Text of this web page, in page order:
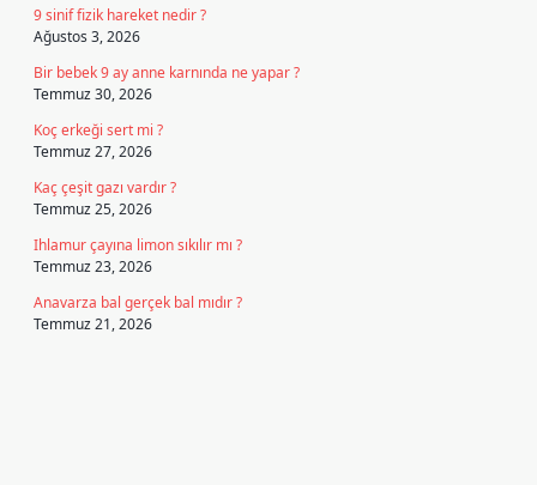
9 sinif fizik hareket nedir ?
Ağustos 3, 2026
Bir bebek 9 ay anne karnında ne yapar ?
Temmuz 30, 2026
Koç erkeği sert mi ?
Temmuz 27, 2026
Kaç çeşit gazı vardır ?
Temmuz 25, 2026
Ihlamur çayına limon sıkılır mı ?
Temmuz 23, 2026
Anavarza bal gerçek bal mıdır ?
Temmuz 21, 2026